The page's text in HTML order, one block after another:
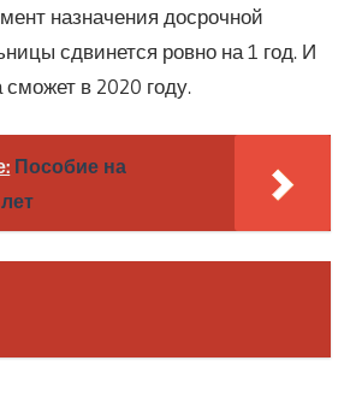
назначения досрочной
сдвинется ровно на 1 год. И
в 2020 году.
Пособие на